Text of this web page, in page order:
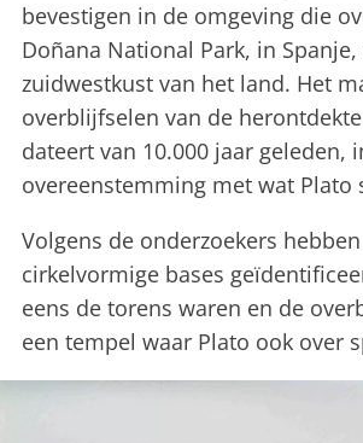
bevestigen in de omgeving die
Doñana National Park, in Spanje,
zuidwestkust van het land. Het
overblijfselen van de
dateert van 10.000 jaar geleden,
overeenstemming met wat Plato
Volgens de onderzoekers
cirkelvormige bases
eens de torens waren en de
een tempel waar Plato ook over